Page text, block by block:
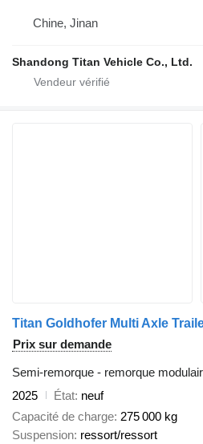
Chine, Jinan
Shandong Titan Vehicle Co., Ltd.
Titan Goldhofer Multi Axle
Prix sur demande
Semi-remorque - remorque
2025
État neuf
Capacité de charge 275 000 kg
Suspension ressort/ressort